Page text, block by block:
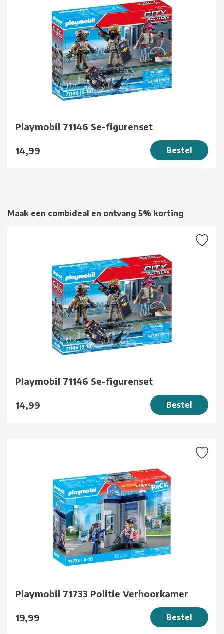
Playmobil 71146 Se-figurenset
14,99 Bestel
Maak een combideal en ontvang 5% korting
Playmobil 71146 Se-figurenset
14,99 Bestel
Playmobil 71733 Politie Verhoorkamer
19,99 Bestel